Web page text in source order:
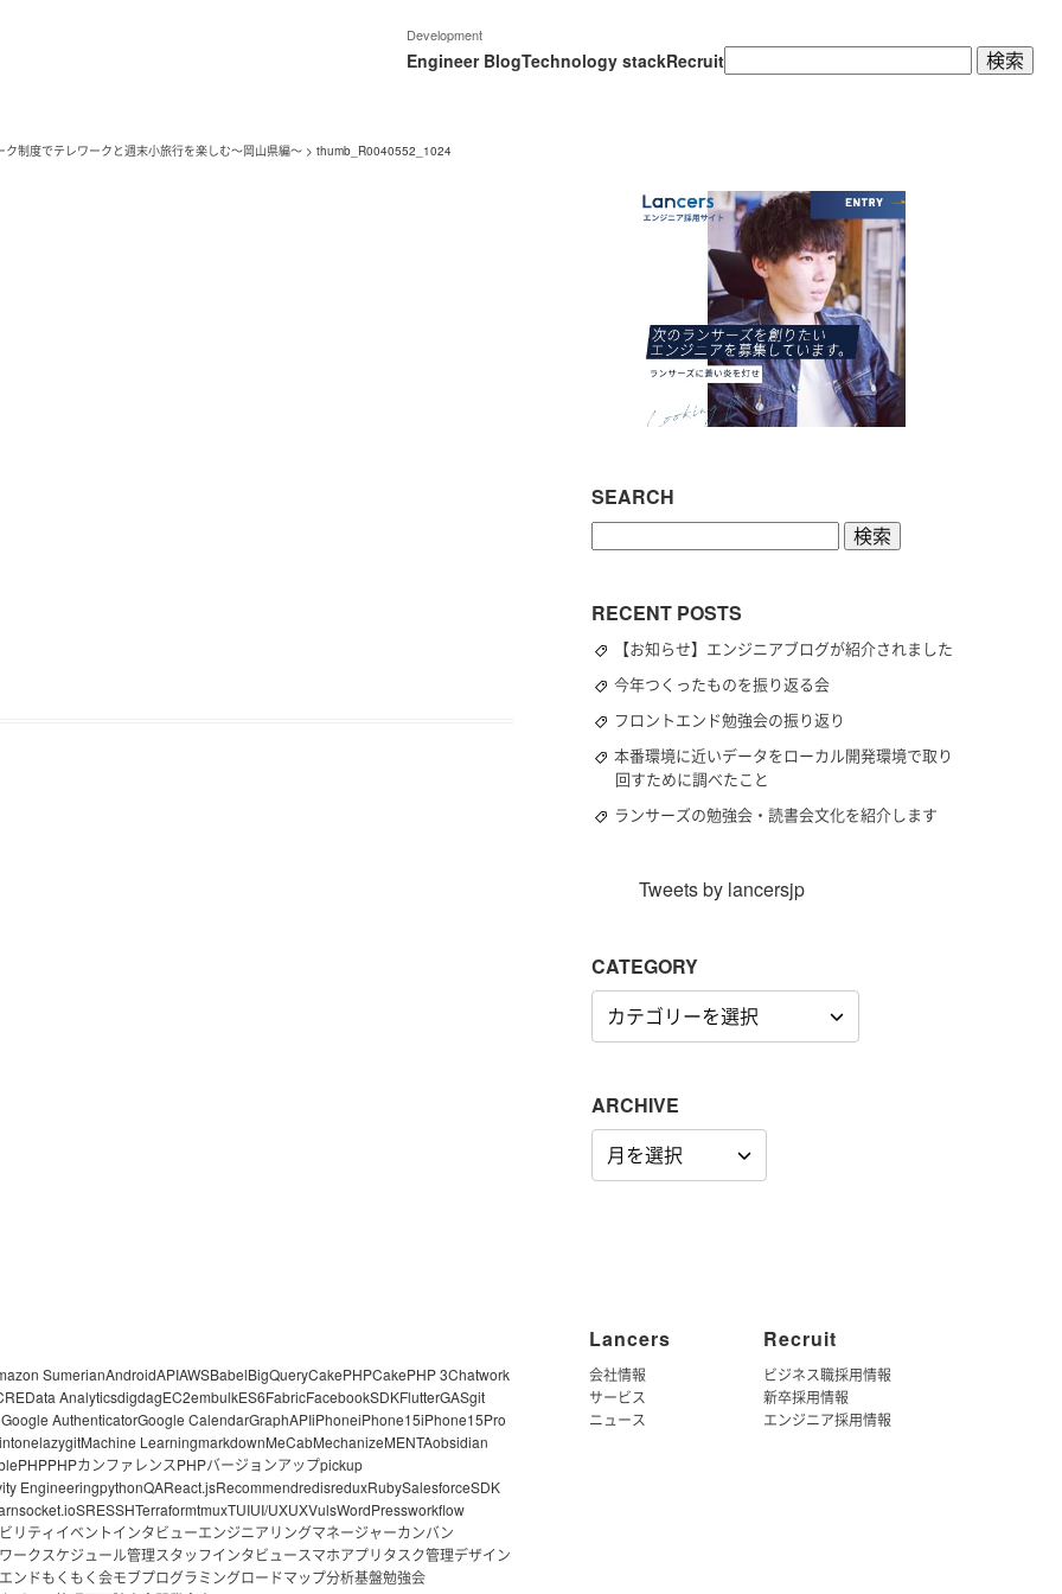
Development
Engineer BlogTechnology stackRecruit検
索:
ク制度でテレワークと週末小旅行を楽しむ〜岡山県編〜 > thumb_R0040552_1024
SEARCH
RECENT POSTS
【お知らせ】エンジニアブログが紹介されました
今年つくったものを振り返る会
フロントエンド勉強会の振り返り
本番環境に近いデータをローカル開発環境で取り
回すために調べたこと
ランサーズの勉強会・読書会文化を紹介します
Tweets by lancersjp
CATEGORY
CATEGORY
ARCHIVE
ARCHIVE
SumerianAndroidAPIAWSBabelBigQueryCakePHPCakePHP 3Chatwork
Data AnalyticsdigdagEC2embulkES6FabricFacebookSDKFlutterGASgit
Google AuthenticatorGoogle CalendarGraphAPIiPhoneiPhone15iPhone15Pro
lazygitMachine LearningmarkdownMeCabMechanizeMENTAobsidian
PHPPHPカンファレンスPHPバージョンアップpickup
EngineeringpythonQAReact.jsRecommendredisreduxRubySalesforceSDK
socket.ioSRESSHTerraformtmuxTUIUI/UXUXVulsWordPressworkflow
リティ イベントインタビューエンジニアリングマネージャーカンバン
ークスケジュール管理スタッフインタビュースマホアプリタスク管理デザイン
ンドもくもく会モブプログラミングロードマップ分析基盤勉強会
Lancers
会社情報
サービス
ニュース
Recruit
ビジネス職採用情報
新卒採用情報
エンジニア採用情報